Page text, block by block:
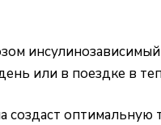
или в поездке в
создаст